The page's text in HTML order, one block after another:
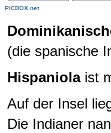
PICBOX.net
(die spanische
Hispaniolaist
Auf der Insel
Die Indianer